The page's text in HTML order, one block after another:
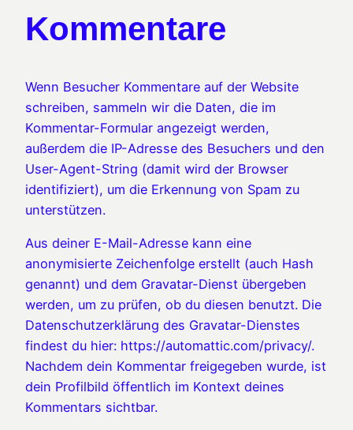
Kommentare
Wenn Besucher Kommentare auf der Website
schreiben, sammeln wir die Daten, die im
Kommentar-Formular angezeigt werden,
außerdem die IP-Adresse des Besuchers und den
User-Agent-String (damit wird der Browser
identifiziert), um die Erkennung von Spam zu
unterstützen.
Aus deiner E-Mail-Adresse kann eine
anonymisierte Zeichenfolge erstellt (auch Hash
genannt) und dem Gravatar-Dienst übergeben
werden, um zu prüfen, ob du diesen benutzt. Die
Datenschutzerklärung des Gravatar-Dienstes
findest du hier: https://automattic.com/privacy/.
Nachdem dein Kommentar freigegeben wurde, ist
dein Profilbild öffentlich im Kontext deines
Kommentars sichtbar.